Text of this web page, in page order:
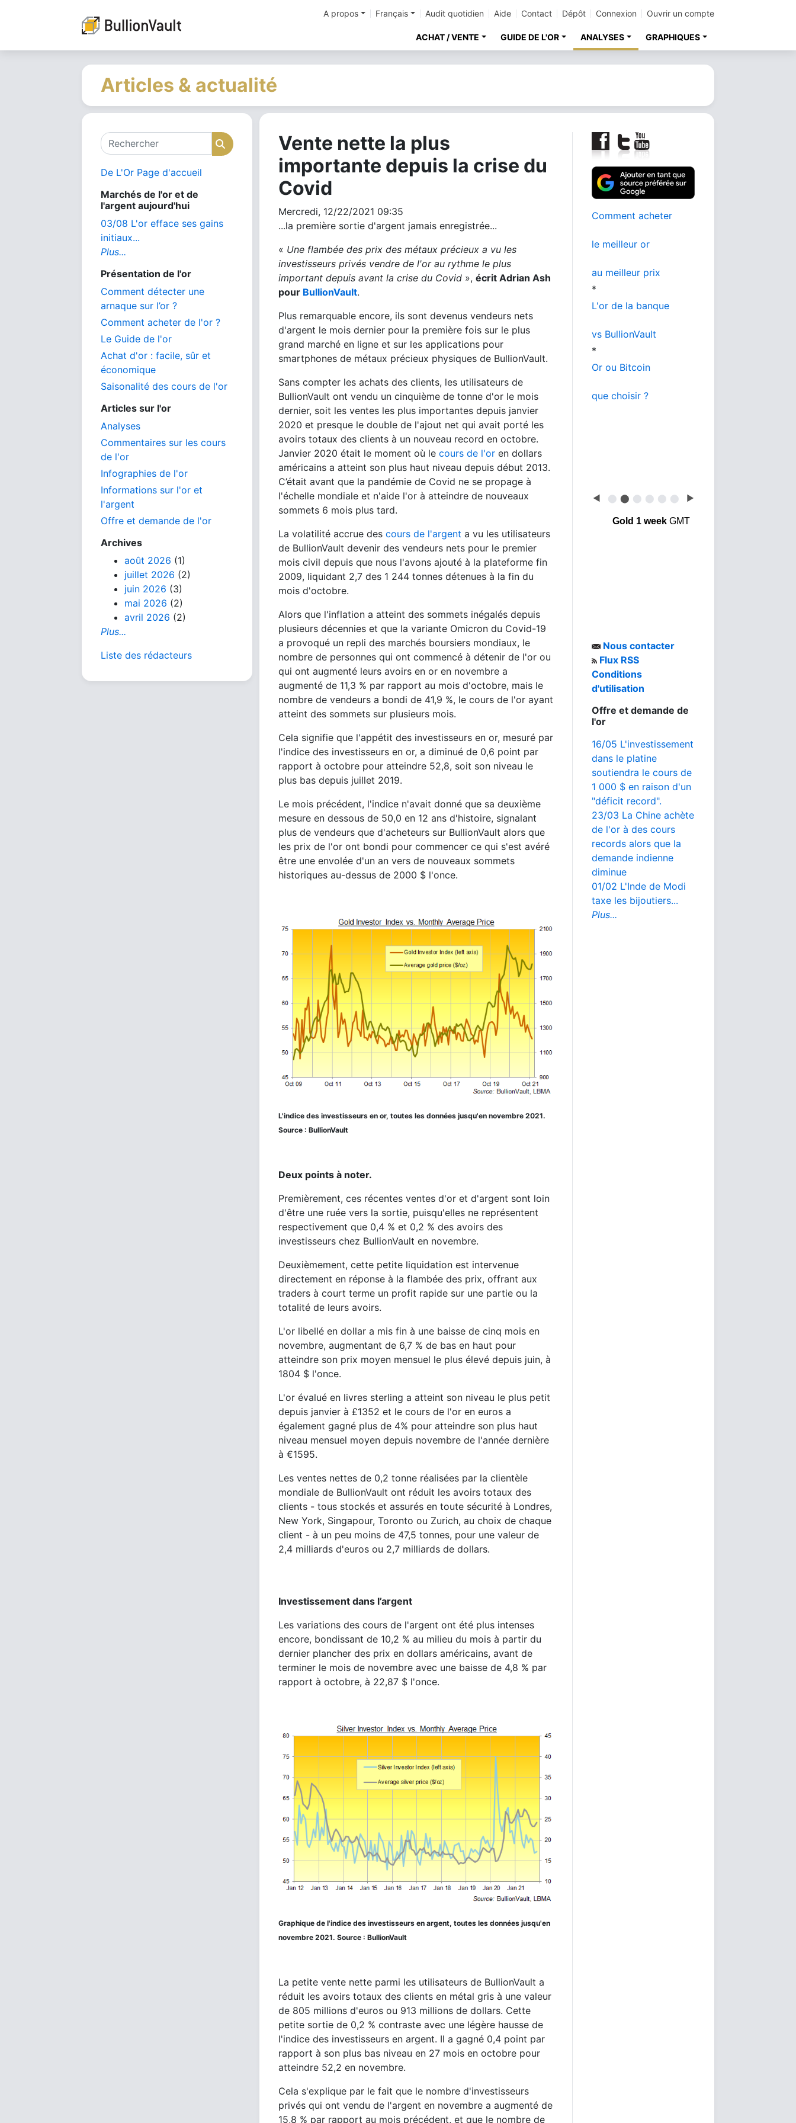
A propos Français Audit quotidien Aide Contact Dépôt Connexion Ouvrir un compte
ACHAT / VENTE GUIDE DE L'OR ANALYSES GRAPHIQUES
Articles & actualité
Rechercher Rechercher
De L'Or Page d'accueil
Marchés de l'or et de
l'argent aujourd'hui
03/08 L'or efface ses gains
initiaux...
Plus...
Présentation de l'or
Comment détecter une
arnaque sur l’or ?
Comment acheter de l'or ?
Le Guide de l'or
Achat d'or : facile, sûr et
économique
Saisonalité des cours de l'or
Articles sur l'or
Analyses
Commentaires sur les cours
de l'or
Infographies de l'or
Informations sur l'or et
l'argent
Offre et demande de l'or
Archives
août 2026 (1)
juillet 2026 (2)
juin 2026 (3)
mai 2026 (2)
avril 2026 (2)
Plus...
Liste des rédacteurs
Vente nette la plus
importante depuis la crise du
Covid
Mercredi, 12/22/2021 09:35
...la première sortie d'argent jamais enregistrée...
« Une flambée des prix des métaux précieux a vu les
investisseurs privés vendre de l'or au rythme le plus
important depuis avant la crise du Covid », écrit Adrian Ash
pour BullionVault.
Plus remarquable encore, ils sont devenus vendeurs nets
d'argent le mois dernier pour la première fois sur le plus
grand marché en ligne et sur les applications pour
smartphones de métaux précieux physiques de BullionVault.
Sans compter les achats des clients, les utilisateurs de
BullionVault ont vendu un cinquième de tonne d'or le mois
dernier, soit les ventes les plus importantes depuis janvier
2020 et presque le double de l'ajout net qui avait porté les
avoirs totaux des clients à un nouveau record en octobre.
Janvier 2020 était le moment où le cours de l'or en dollars
américains a atteint son plus haut niveau depuis début 2013.
C’était avant que la pandémie de Covid ne se propage à
l'échelle mondiale et n'aide l'or à atteindre de nouveaux
sommets 6 mois plus tard.
La volatilité accrue des cours de l'argent a vu les utilisateurs
de BullionVault devenir des vendeurs nets pour le premier
mois civil depuis que nous l'avons ajouté à la plateforme fin
2009, liquidant 2,7 des 1 244 tonnes détenues à la fin du
mois d'octobre.
Alors que l'inflation a atteint des sommets inégalés depuis
plusieurs décennies et que la variante Omicron du Covid-19
a provoqué un repli des marchés boursiers mondiaux, le
nombre de personnes qui ont commencé à détenir de l'or ou
qui ont augmenté leurs avoirs en or en novembre a
augmenté de 11,3 % par rapport au mois d'octobre, mais le
nombre de vendeurs a bondi de 41,9 %, le cours de l'or ayant
atteint des sommets sur plusieurs mois.
Cela signifie que l'appétit des investisseurs en or, mesuré par
l'indice des investisseurs en or, a diminué de 0,6 point par
rapport à octobre pour atteindre 52,8, soit son niveau le
plus bas depuis juillet 2019.
Le mois précédent, l'indice n'avait donné que sa deuxième
mesure en dessous de 50,0 en 12 ans d'histoire, signalant
plus de vendeurs que d'acheteurs sur BullionVault alors que
les prix de l'or ont bondi pour commencer ce qui s'est avéré
être une envolée d'un an vers de nouveaux sommets
historiques au-dessus de 2000 $ l'once.
L'indice des investisseurs en or, toutes les données jusqu'en novembre 2021.
Source : BullionVault
Deux points à noter.
Premièrement, ces récentes ventes d'or et d'argent sont loin
d'être une ruée vers la sortie, puisqu'elles ne représentent
respectivement que 0,4 % et 0,2 % des avoirs des
investisseurs chez BullionVault en novembre.
Deuxièmement, cette petite liquidation est intervenue
directement en réponse à la flambée des prix, offrant aux
traders à court terme un profit rapide sur une partie ou la
totalité de leurs avoirs.
L'or libellé en dollar a mis fin à une baisse de cinq mois en
novembre, augmentant de 6,7 % de bas en haut pour
atteindre son prix moyen mensuel le plus élevé depuis juin, à
1804 $ l'once.
L'or évalué en livres sterling a atteint son niveau le plus petit
depuis janvier à £1352 et le cours de l'or en euros a
également gagné plus de 4% pour atteindre son plus haut
niveau mensuel moyen depuis novembre de l'année dernière
à €1595.
Les ventes nettes de 0,2 tonne réalisées par la clientèle
mondiale de BullionVault ont réduit les avoirs totaux des
clients - tous stockés et assurés en toute sécurité à Londres,
New York, Singapour, Toronto ou Zurich, au choix de chaque
client - à un peu moins de 47,5 tonnes, pour une valeur de
2,4 milliards d'euros ou 2,7 milliards de dollars.
Investissement dans l’argent
Les variations des cours de l'argent ont été plus intenses
encore, bondissant de 10,2 % au milieu du mois à partir du
dernier plancher des prix en dollars américains, avant de
terminer le mois de novembre avec une baisse de 4,8 % par
rapport à octobre, à 22,87 $ l'once.
Graphique de l'indice des investisseurs en argent, toutes les données jusqu'en
novembre 2021. Source : BullionVault
La petite vente nette parmi les utilisateurs de BullionVault a
réduit les avoirs totaux des clients en métal gris à une valeur
de 805 millions d'euros ou 913 millions de dollars. Cette
petite sortie de 0,2 % contraste avec une légère hausse de
l'indice des investisseurs en argent. Il a gagné 0,4 point par
rapport à son plus bas niveau en 27 mois en octobre pour
atteindre 52,2 en novembre.
Cela s'explique par le fait que le nombre d'investisseurs
privés qui ont vendu de l'argent en novembre a augmenté de
15,8 % par rapport au mois précédent, et que le nombre de
Comment acheter
le meilleur or
au meilleur prix
*
L'or de la banque
vs BullionVault
*
Or ou Bitcoin
que choisir ?
◀ ⬤ ⬤ ⬤ ⬤ ⬤ ⬤ ▶
Gold 1 weekGMT
Nous contacter
Flux RSS
Conditions
d'utilisation
Offre et demande de
l'or
16/05 L'investissement
dans le platine
soutiendra le cours de
1 000 $ en raison d'un
"déficit record".
23/03 La Chine achète
de l'or à des cours
records alors que la
demande indienne
diminue
01/02 L'Inde de Modi
taxe les bijoutiers...
Plus...